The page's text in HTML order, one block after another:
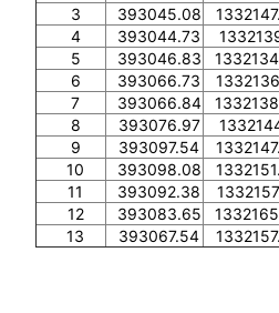
3
393045.08
4
393044.73
5
393046.83
6
393066.73
7
393066.84
8
393076.97
9
393097.54
10
393098.08
11
393092.38
12
393083.65
13
393067.54